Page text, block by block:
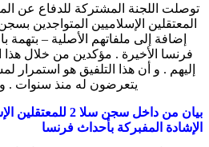
توصلت اللجنة المشتركة للدفاع عن
المعتقلين الإسلاميين المتواجدين
إضافة إلى ملفاتهم الأصلية – بتهمة
فرنسا اﻷخيرة . مؤكدين من خلال هذا
إليهم . و أن هذا التلفيق هو
يتعرضون له منذ سنوات .
بيان من داخل سجن سلا
الإشادة المفبركة بأحداث فرنسا